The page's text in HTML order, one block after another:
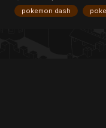
System print
pokemon dash